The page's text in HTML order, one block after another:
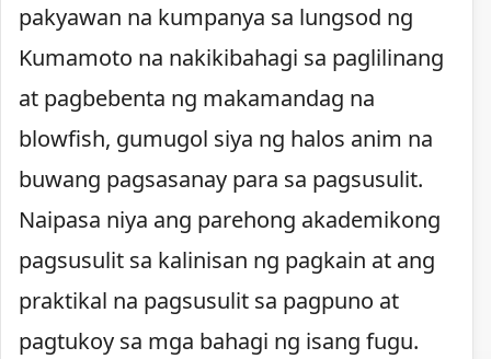
pakyawan na kumpanya sa lungsod ng
Kumamoto na nakikibahagi sa paglilinang
at pagbebenta ng makamandag na
blowfish, gumugol siya ng halos anim na
buwang pagsasanay para sa pagsusulit.
Naipasa niya ang parehong akademikong
pagsusulit sa kalinisan ng pagkain at ang
praktikal na pagsusulit sa pagpuno at
pagtukoy sa mga bahagi ng isang fugu.